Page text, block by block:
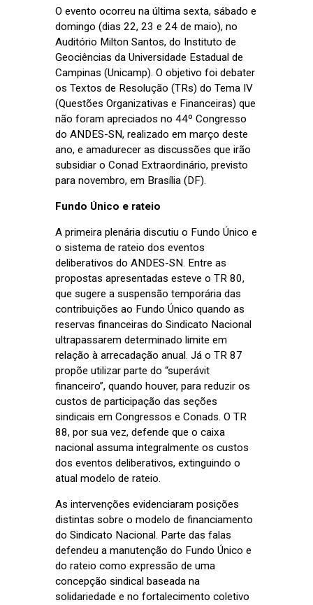
O evento ocorreu na última sexta, sábado e
domingo (dias 22, 23 e 24 de maio), no
Auditório Milton Santos, do Instituto de
Geociências da Universidade Estadual de
Campinas (Unicamp). O objetivo foi debater
os Textos de Resolução (TRs) do Tema IV
(Questões Organizativas e Financeiras) que
não foram apreciados no 44º Congresso
do ANDES-SN, realizado em março deste
ano, e amadurecer as discussões que irão
subsidiar o Conad Extraordinário, previsto
para novembro, em Brasília (DF).
Fundo Único e rateio
A primeira plenária discutiu o Fundo Único e
o sistema de rateio dos eventos
deliberativos do ANDES-SN. Entre as
propostas apresentadas esteve o TR 80,
que sugere a suspensão temporária das
contribuições ao Fundo Único quando as
reservas financeiras do Sindicato Nacional
ultrapassarem determinado limite em
relação à arrecadação anual. Já o TR 87
propõe utilizar parte do “superávit
financeiro”, quando houver, para reduzir os
custos de participação das seções
sindicais em Congressos e Conads. O TR
88, por sua vez, defende que o caixa
nacional assuma integralmente os custos
dos eventos deliberativos, extinguindo o
atual modelo de rateio.
As intervenções evidenciaram posições
distintas sobre o modelo de financiamento
do Sindicato Nacional. Parte das falas
defendeu a manutenção do Fundo Único e
do rateio como expressão de uma
concepção sindical baseada na
solidariedade e no fortalecimento coletivo